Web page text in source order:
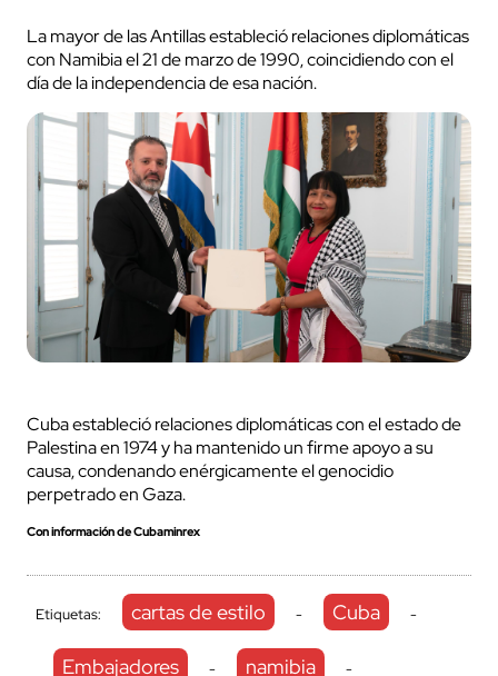
La mayor de las Antillas estableció relaciones diplomáticas
con Namibia el 21 de marzo de 1990, coincidiendo con el
día de la independencia de esa nación.
Cuba estableció relaciones diplomáticas con el estado de
Palestina en 1974 y ha mantenido un firme apoyo a su
causa, condenando enérgicamente el genocidio
perpetrado en Gaza.
Con información de Cubaminrex
Etiquetas: cartas de estilo - Cuba -
Embajadores - namibia -